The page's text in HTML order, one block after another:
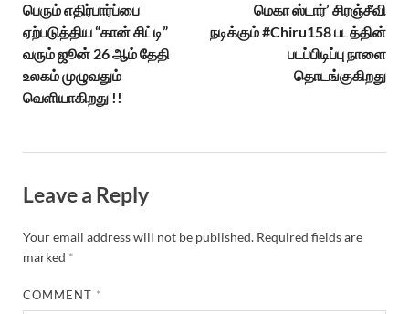
பெரும் எதிர்பார்ப்பை
ஏற்படுத்திய “கான் சிட்டி”
வரும் ஜூன் 26 ஆம் தேதி
உலகம் முழுவதும்
வெளியாகிறது !!
மெகா ஸ்டார்’ சிரஞ்சீவி
நடிக்கும் #Chiru158 படத்தின்
படப்பிடிப்பு நாளை
தொடங்குகிறது
Leave a Reply
Your email address will not be published. Required fields are
marked *
COMMENT *